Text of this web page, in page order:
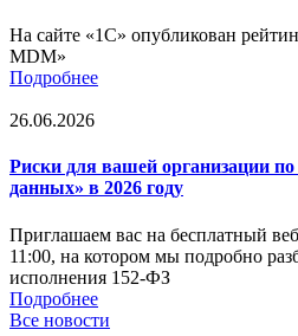
На сайте «1С» опубликован
MDM»
Подробнее
26.06.2026
Риски для вашей организации
данных» в 2026 году
Приглашаем вас на бесплатный
11:00, на котором мы подробно
исполнения 152-ФЗ
Подробнее
Все новости